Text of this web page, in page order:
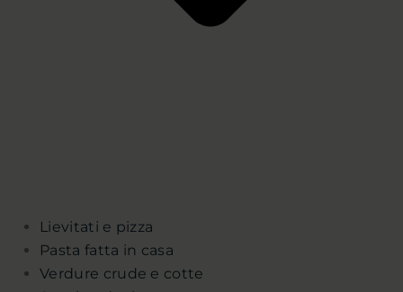
Lievitati e pizza
Pasta fatta in casa
Verdure crude e cotte